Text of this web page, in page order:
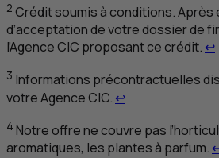
2 Crédit soumis à conditions.Après
d’acceptation de votre dossier de
l’AgenceCIC proposant ce crédit. ↩
3 Informations précontractuelles
votre AgenceCIC. ↩Retour au renvoi
4 Notre offre ne couvre pas
aromatiques, les plantes à parfum.